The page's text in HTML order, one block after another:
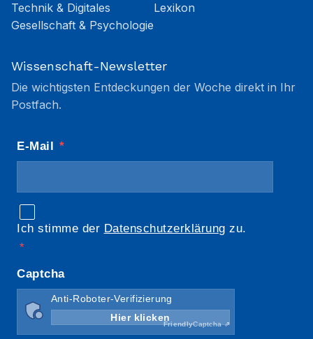
Technik & Digitales
Gesellschaft & Psychologie
Lexikon
Wissenschaft-Newsletter
Die wichtigsten Entdeckungen der Woche direkt in Ihr
Postfach.